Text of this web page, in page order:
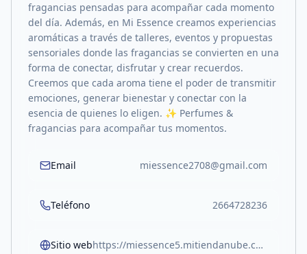
fragancias pensadas para acompañar cada momento
del día. Además, en Mi Essence creamos experiencias
aromáticas a través de talleres, eventos y propuestas
sensoriales donde las fragancias se convierten en una
forma de conectar, disfrutar y crear recuerdos.
Creemos que cada aroma tiene el poder de transmitir
emociones, generar bienestar y conectar con la
esencia de quienes lo eligen. ✨ Perfumes &
fragancias para acompañar tus momentos.
Email miessence2708@gmail.com
Teléfono 2664728236
Sitio web https://miessence5.mitiendanube.com/